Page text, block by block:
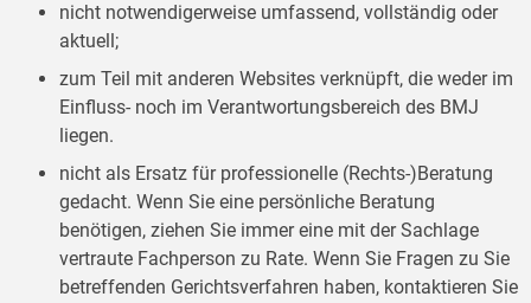
nicht notwendigerweise umfassend, vollständig oder
aktuell;
zum Teil mit anderen Websites verknüpft, die weder im
Einfluss- noch im Verantwortungsbereich des BMJ
liegen.
nicht als Ersatz für professionelle (Rechts-)Beratung
gedacht. Wenn Sie eine persönliche Beratung
benötigen, ziehen Sie immer eine mit der Sachlage
vertraute Fachperson zu Rate. Wenn Sie Fragen zu Sie
betreffenden Gerichtsverfahren haben, kontaktieren Sie